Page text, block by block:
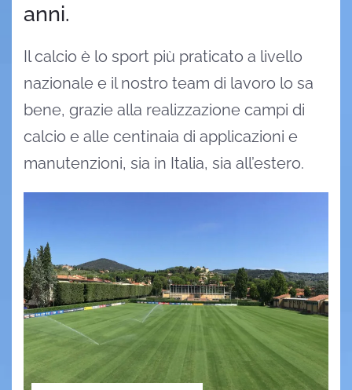
anni.
Il calcio è lo sport più praticato a livello
nazionale e il nostro team di lavoro lo sa
bene, grazie alla realizzazione campi di
calcio e alle centinaia di applicazioni e
manutenzioni, sia in Italia, sia all’estero.